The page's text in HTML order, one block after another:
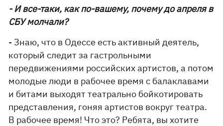
- И все-таки, как по-вашему, почему до апреля в
СБУ молчали?
- Знаю, что в Одессе есть активный деятель,
который следит за гастрольными
передвижениями российских артистов, а потом
молодые люди в рабочее время с балаклавами
и битами выходят театрально бойкотировать
представления, гоняя артистов вокруг театра.
В рабочее время! Что это? Ребята, вы хотите